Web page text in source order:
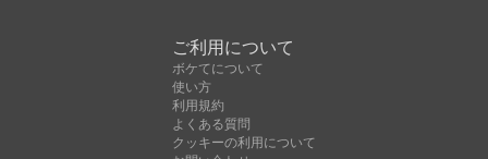
ご利用について
ボケてについて
使い方
利用規約
よくある質問
クッキーの利用について